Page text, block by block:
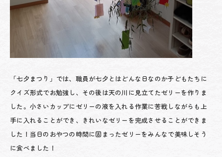
「七夕まつり」では、職員が七夕とはどんな日なのか子どもたちに
クイズ形式でお勉強し、その後は天の川に見立てたゼリーを作りま
した。小さいカップにゼリーの液を入れる作業に苦戦しながらも上
手に入れることができ、きれいなゼリーを完成させることができま
した！当日のおやつの時間に固まったゼリーをみんなで美味しそう
に食べました！